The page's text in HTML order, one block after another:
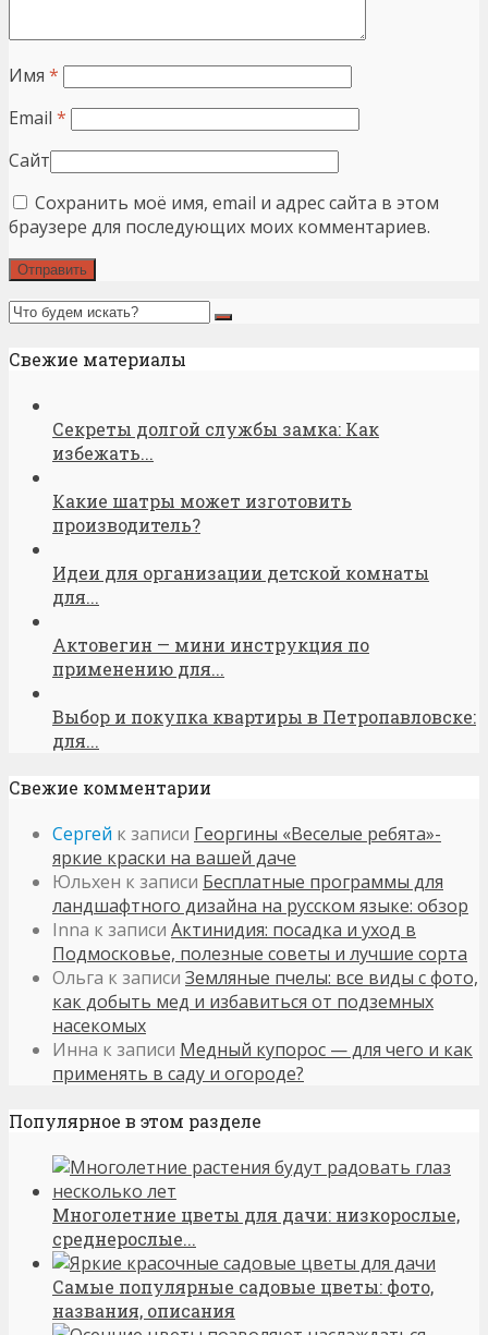
Имя *
Email *
Сайт
Сохранить моё имя, email и адрес сайта в этом
браузере для последующих моих комментариев.
Свежие материалы
Секреты долгой службы замка: Как
избежать...
Какие шатры может изготовить
производитель?
Идеи для организации детской комнаты
для...
Актовегин — мини инструкция по
применению для...
Выбор и покупка квартиры в Петропавловске:
для...
Свежие комментарии
Сергей к записи Георгины «Веселые ребята»-
яркие краски на вашей даче
Юльхен к записи Бесплатные программы для
ландшафтного дизайна на русском языке: обзор
Inna к записи Актинидия: посадка и уход в
Подмосковье, полезные советы и лучшие сорта
Ольга к записи Земляные пчелы: все виды с фото,
как добыть мед и избавиться от подземных
насекомых
Инна к записи Медный купорос — для чего и как
применять в саду и огороде?
Популярное в этом разделе
Многолетние цветы для дачи: низкорослые,
среднерослые...
Самые популярные садовые цветы: фото,
названия, описания